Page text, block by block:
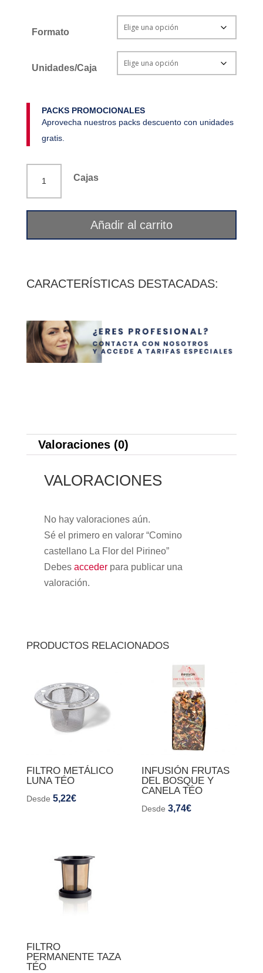
Formato
Unidades/Caja
PACKS PROMOCIONALES
Aprovecha nuestros packs descuento con unidades
gratis.
castellano
Cajas
Añadir al carrito
CARACTERÍSTICAS DESTACADAS:
Valoraciones (0)
VALORACIONES
No hay valoraciones aún.
Sé el primero en valorar “Comino
castellano La Flor del Pirineo”
Debes accederpara publicar una
valoración.
PRODUCTOS RELACIONADOS
FILTRO METÁLICO
LUNA TÉO
Desde 5,22€
INFUSIÓN FRUTAS
DEL BOSQUE Y
CANELA TÉO
Desde3,74€
FILTRO
PERMANENTE TAZA
TÉO